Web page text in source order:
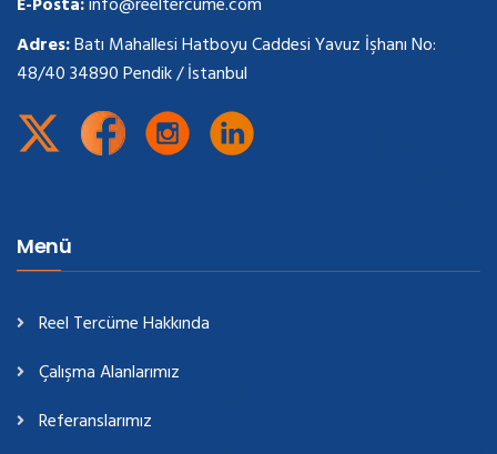
Adres:Batı Mahallesi Hatboyu Caddesi Yavuz İşhanı No:
48/40 34890 Pendik / İstanbul
Menü
Reel Tercüme Hakkında
Çalışma Alanlarımız
Referanslarımız